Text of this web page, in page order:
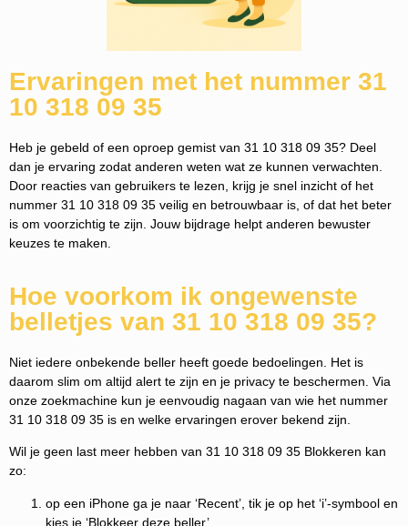
Ervaringen met het nummer 31
10 318 09 35
Heb je gebeld of een oproep gemist van 31 10 318 09 35? Deel
dan je ervaring zodat anderen weten wat ze kunnen verwachten.
Door reacties van gebruikers te lezen, krijg je snel inzicht of het
nummer 31 10 318 09 35 veilig en betrouwbaar is, of dat het beter
is om voorzichtig te zijn. Jouw bijdrage helpt anderen bewuster
keuzes te maken.
Hoe voorkom ik ongewenste
belletjes van 31 10 318 09 35?
Niet iedere onbekende beller heeft goede bedoelingen. Het is
daarom slim om altijd alert te zijn en je privacy te beschermen. Via
onze zoekmachine kun je eenvoudig nagaan van wie het nummer
31 10 318 09 35 is en welke ervaringen erover bekend zijn.
Wil je geen last meer hebben van 31 10 318 09 35 Blokkeren kan
zo:
op een iPhone ga je naar ‘Recent’, tik je op het ‘i’-symbool en
kies je ‘Blokkeer deze beller’.